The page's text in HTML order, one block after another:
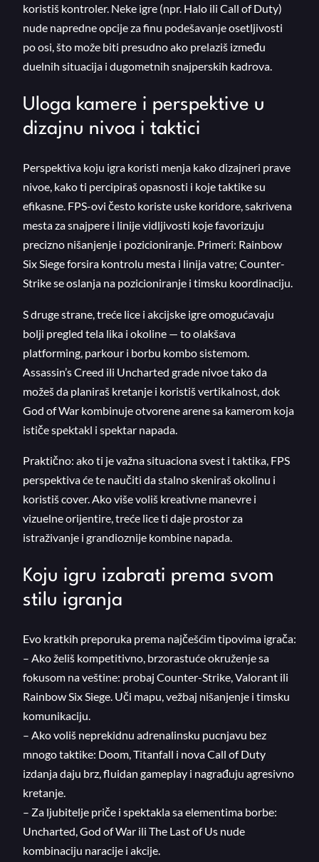
koristiš kontroler. Neke igre (npr. Halo ili Call of Duty)
nude napredne opcije za finu podešavanje osetljivosti
po osi, što može biti presudno ako prelaziš između
duelnih situacija i dugometnih snajperskih kadrova.
Uloga kamere i perspektive u
dizajnu nivoa i taktici
Perspektiva koju igra koristi menja kako dizajneri prave
nivoe, kako ti percipiraš opasnosti i koje taktike su
efikasne. FPS-ovi često koriste uske koridore, sakrivena
mesta za snajpere i linije vidljivosti koje favorizuju
precizno nišanjenje i pozicioniranje. Primeri: Rainbow
Six Siege forsira kontrolu mesta i linija vatre; Counter-
Strike se oslanja na pozicioniranje i timsku koordinaciju.
S druge strane, treće lice i akcijske igre omogućavaju
bolji pregled tela lika i okoline — to olakšava
platforming, parkour i borbu kombo sistemom.
Assassin’s Creed ili Uncharted grade nivoe tako da
možeš da planiraš kretanje i koristiš vertikalnost, dok
God of War kombinuje otvorene arene sa kamerom koja
ističe spektakl i spektar napada.
Praktično: ako ti je važna situaciona svest i taktika, FPS
perspektiva će te naučiti da stalno skeniraš okolinu i
koristiš cover. Ako više voliš kreativne manevre i
vizuelne orijentire, treće lice ti daje prostor za
istraživanje i grandioznije kombine napada.
Koju igru izabrati prema svom
stilu igranja
Evo kratkih preporuka prema najčešćim tipovima igrača:
– Ako želiš kompetitivno, brzorastuće okruženje sa
fokusom na veštine: probaj Counter-Strike, Valorant ili
Rainbow Six Siege. Uči mapu, vežbaj nišanjenje i timsku
komunikaciju.
– Ako voliš neprekidnu adrenalinsku pucnjavu bez
mnogo taktike: Doom, Titanfall i nova Call of Duty
izdanja daju brz, fluidan gameplay i nagrađuju agresivno
kretanje.
– Za ljubitelje priče i spektakla sa elementima borbe:
Uncharted, God of War ili The Last of Us nude
kombinaciju naracije i akcije.